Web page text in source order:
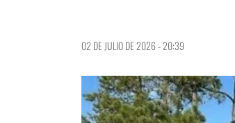
02 DE JULIO DE 2026 - 20:39